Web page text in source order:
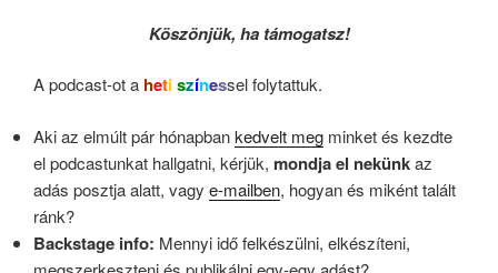
Köszönjük, ha támogatsz!
A podcast-ot a hetiszínessel folytattuk.
Aki az elmúlt pár hónapbankedvelt meg minket és kezdte
el podcastunkat hallgatni, kérjük, mondja el nekünkaz
adás posztja alatt, vagy e-mailben, hogyan és miként talált
ránk?
Backstage info: Mennyi idő felkészülni, elkészíteni,